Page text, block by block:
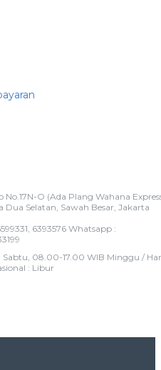
O (Ada Plang Wahana
Dua Selatan, Sawah Besar, Jakarta
6393576 Whatsapp :
Sabtu, 08.00-17.00 WIB Minggu /
: Libur